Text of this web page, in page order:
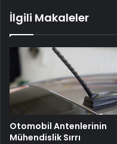
İlgili Makaleler
Otomobil Antenlerinin
Mühendislik Sırrı